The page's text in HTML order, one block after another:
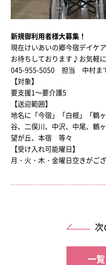
新規御利用者様大募集！
現在けいあいの郷今宿デイケ
お待ちしております ♪ お気軽
045-955-5050 担当 中村ま
【対象】
要支援1～要介護5
【送迎範囲】
地名に「今宿」「白根」「鶴
谷、二俣川、中沢、中尾、鶴
望が丘、本宿 等々
【受け入れ可能曜日】
月・火・木・金曜日空きがご
次
一